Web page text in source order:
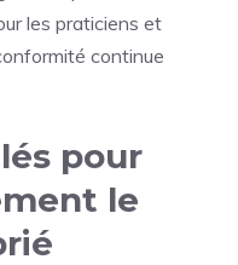
les praticiens et
continue
pour
le